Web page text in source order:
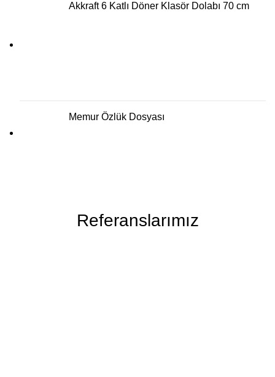
Akkraft 6 Katlı Döner Klasör Dolabı 70 cm
Memur Özlük Dosyası
Referanslarımız